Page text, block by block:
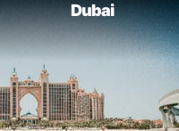
Dubai